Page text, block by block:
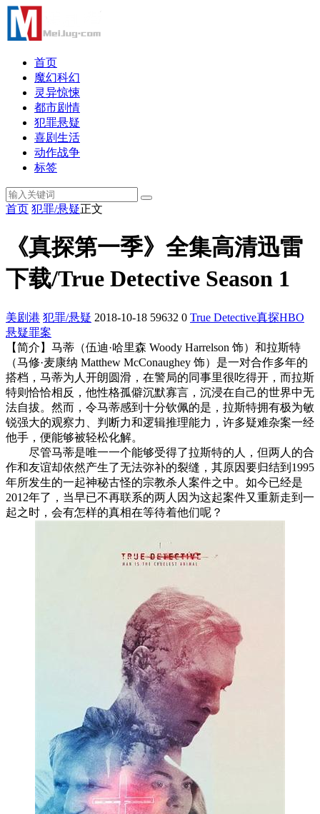
首页
魔幻科幻
灵异惊悚
都市剧情
犯罪悬疑
喜剧生活
动作战争
标签
首页 犯罪/悬疑正文
《真探第一季》全集高清迅雷
下载/True Detective Season 1
美剧港 犯罪/悬疑 2018-10-18 59632 0 True Detective真探HBO
悬疑罪案
【简介】马蒂（伍迪·哈里森 Woody Harrelson 饰）和拉斯特
（马修·麦康纳 Matthew McConaughey 饰）是一对合作多年的
搭档，马蒂为人开朗圆滑，在警局的同事里很吃得开，而拉斯
特则恰恰相反，他性格孤僻沉默寡言，沉浸在自己的世界中无
法自拔。然而，令马蒂感到十分钦佩的是，拉斯特拥有极为敏
锐强大的观察力、判断力和逻辑推理能力，许多疑难杂案一经
他手，便能够被轻松化解。
尽管马蒂是唯一一个能够受得了拉斯特的人，但两人的合
作和友谊却依然产生了无法弥补的裂缝，其原因要归结到1995
年所发生的一起神秘古怪的宗教杀人案件之中。如今已经是
2012年了，当早已不再联系的两人因为这起案件又重新走到一
起之时，会有怎样的真相在等待着他们呢？